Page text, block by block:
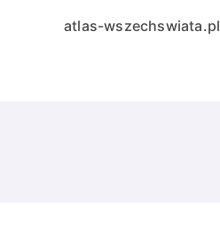
atlas-wszechswiata.pl